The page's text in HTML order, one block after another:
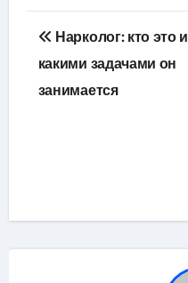
Навигация
по
записям
Нарколог: кто это и
какими задачами он
занимается